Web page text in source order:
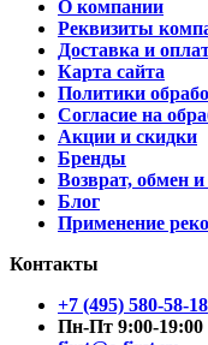
О компании
Реквизиты
Доставка и
Карта сайта
Политики
Согласие на
Акции и скидки
Бренды
Возврат, обмен
Блог
Применение
Контакты
+7 (495) 580-58-18
Пн-Пт 9:00-19:00